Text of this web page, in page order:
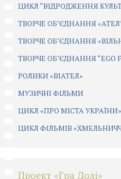
ЦИКЛ “ВІДРОДЖЕННЯ
ТВОРЧЕ ОБ’ЄДНАННЯ
ТВОРЧЕ ОБ’ЄДНАННЯ
ТВОРЧЕ ОБ’ЄДНАННЯ “EGO
РОЛИКИ «ВІАТЕЛ»
МУЗИЧНІ ФІЛЬМИ
ЦИКЛ «ПРО МІСТА УКРАЇНИ»
ЦИКЛ ФІЛЬМІВ
Проект «Гра Долі»